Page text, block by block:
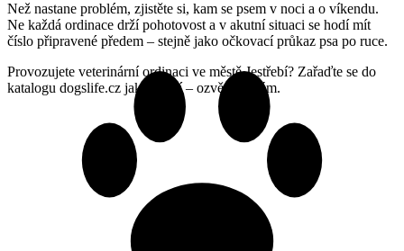
Než nastane problém, zjistěte si, kam se psem v noci a o víkendu.
Ne každá ordinace drží pohotovost a v akutní situaci se hodí mít
číslo připravené předem – stejně jako očkovací průkaz psa po ruce.
Provozujete veterinární ordinaci ve městě Jestřebí? Zařaďte se do
katalogu dogslife.cz jako první – ozvěte se nám.